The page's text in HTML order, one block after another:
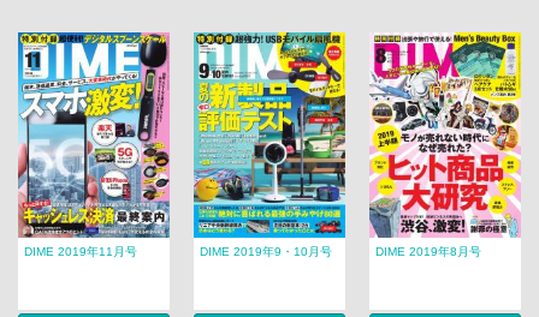
DIME 2019年11月号 DIME 2019年9・10月号 DIME 2019年8月号